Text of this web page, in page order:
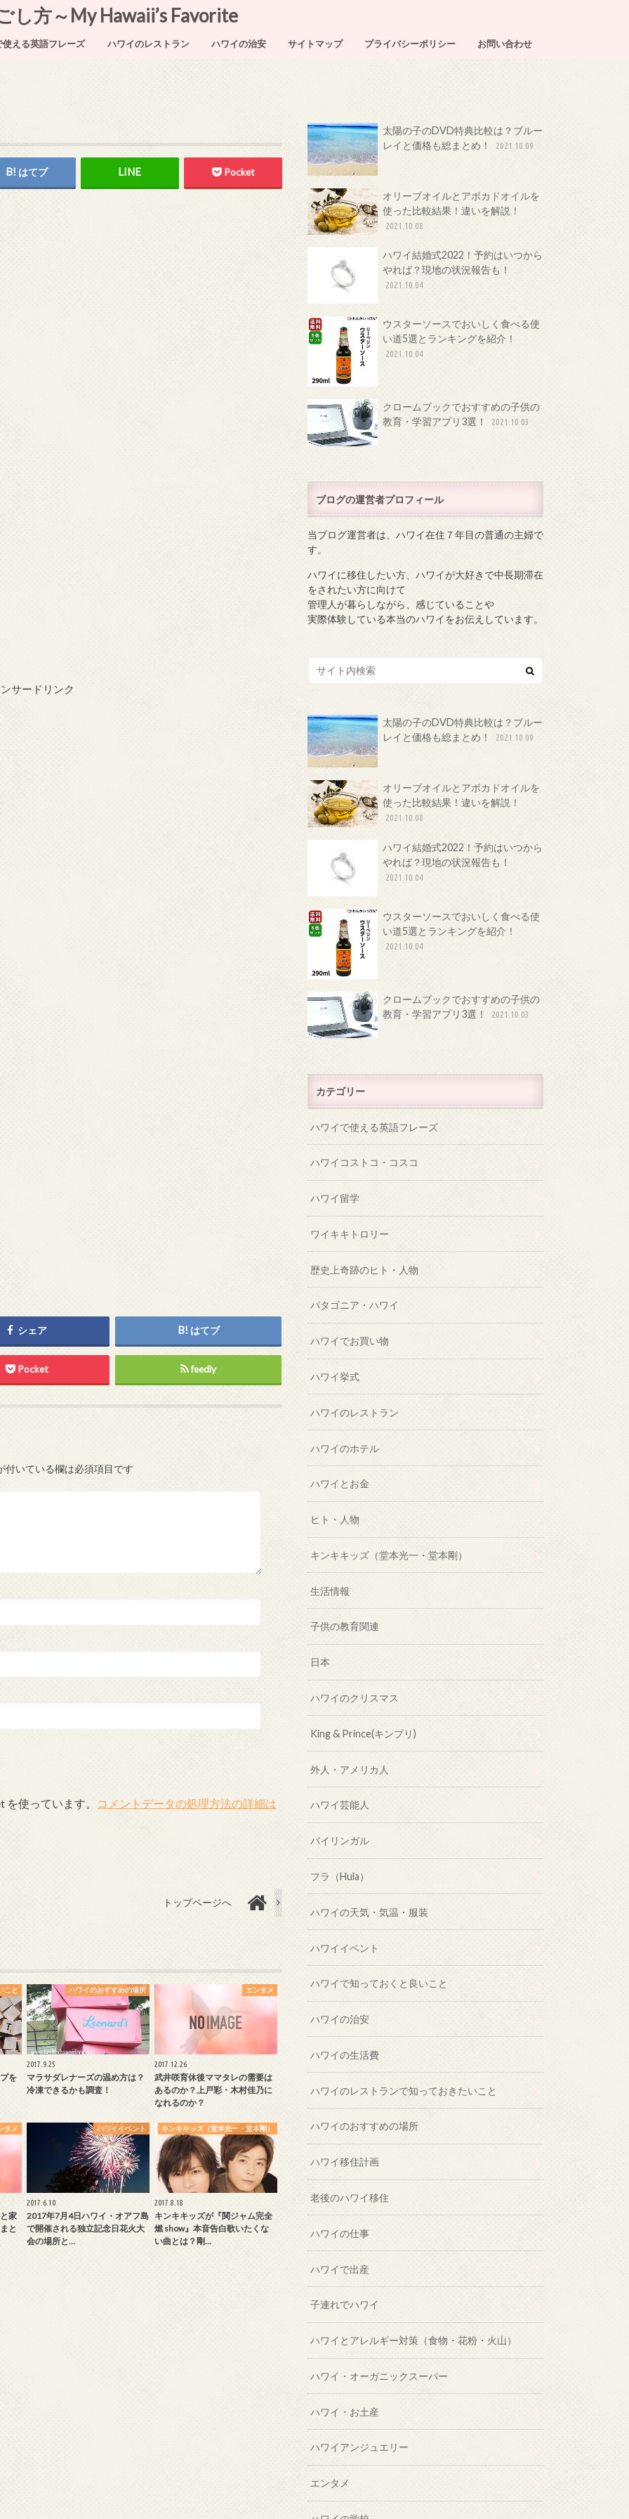
し方～My Hawaii’s Favorite
使える英語フレーズ ハワイのレストラン ハワイの治安 サイトマップ プライバシーポリシー お問い合わせ
はてブ Pocket
サードリンク
シェア はてブ
Pocket feedly
付いている欄は必須項目です
使っています。 コメントデータの処理方法の詳細は
トップページへ
こと
を
ハワイのおすすめの場所
2017.9.25
マラサダレナーズの温め方は？
冷凍できるかも調査！
エンタメ
2017.12.26
武井咲育休後ママタレの需要は
あるのか？上戸彩・木村佳乃に
なれるのか？
タメ
家
と
ハワイイベント
2017.6.10
2017年7月4日ハワイ・オアフ島
で開催される独立記念日花火大
会の場所と…
キンキキッズ（堂本光一・堂本剛）
2017.8.18
キンキキッズが『関ジャム完全
燃 show』本音告白歌いたくな
い曲とは？剛…
太陽の子のDVD特典比較は？ブルー
レイと価格も総まとめ！
2021.10.09
オリーブオイルとアボカドオイルを
使った比較結果！違いを解説！
2021.10.08
ハワイ結婚式2022！予約はいつから
やれば？現地の状況報告も！
2021.10.04
ウスターソースでおいしく食べる使
い道5選とランキングを紹介！
2021.10.04
クロームブックでおすすめの子供の
教育・学習アプリ3選！
2021.10.03
ブログの運営者プロフィール
当ブログ運営者は、ハワイ在住７年目の普通の主婦で
す。
ハワイに移住したい方、ハワイが大好きで中長期滞在
をされたい方に向けて
管理人が暮らしながら、感じていることや
実際体験している本当のハワイをお伝えしています。
太陽の子のDVD特典比較は？ブルー
レイと価格も総まとめ！
2021.10.09
オリーブオイルとアボカドオイルを
使った比較結果！違いを解説！
2021.10.08
ハワイ結婚式2022！予約はいつから
やれば？現地の状況報告も！
2021.10.04
ウスターソースでおいしく食べる使
い道5選とランキングを紹介！
2021.10.04
クロームブックでおすすめの子供の
教育・学習アプリ3選！
2021.10.03
カテゴリー
ハワイで使える英語フレーズ
ハワイコストコ・コスコ
ハワイ留学
ワイキキトロリー
歴史上奇跡のヒト・人物
パタゴニア・ハワイ
ハワイでお買い物
ハワイ挙式
ハワイのレストラン
ハワイのホテル
ハワイとお金
ヒト・人物
キンキキッズ（堂本光一・堂本剛）
生活情報
子供の教育関連
日本
ハワイのクリスマス
King & Prince(キンプリ)
外人・アメリカ人
ハワイ芸能人
バイリンガル
フラ（Hula）
ハワイの天気・気温・服装
ハワイイベント
ハワイで知っておくと良いこと
ハワイの治安
ハワイの生活費
ハワイのレストランで知っておきたいこと
ハワイのおすすめの場所
ハワイ移住計画
老後のハワイ移住
ハワイの仕事
ハワイで出産
子連れでハワイ
ハワイとアレルギー対策（食物・花粉・火山）
ハワイ・オーガニックスーパー
ハワイ・お土産
ハワイアンジュエリー
エンタメ